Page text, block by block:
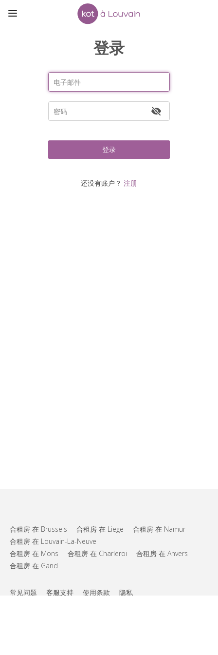
登录
登录
还没有账户？ 注册
合租房 在 Brussels 合租房 在 Liege
合租房 在 Namur
合租房 在 Louvain-La-Neuve
合租房 在 Mons
合租房 在 Charleroi
合租房 在 Anvers
合租房 在 Gand
常见问题 客服支持 使用条款 隐私